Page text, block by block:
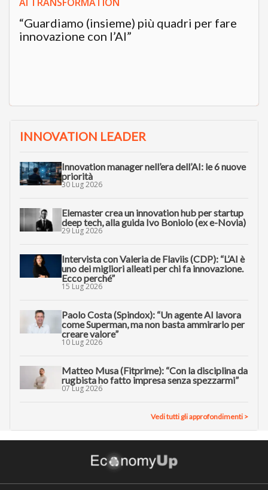
“Guardiamo (insieme) più quadri per fare
innovazione con l’AI”
INNOVATION LEADER
Innovation manager nell’era dell’AI: le 6 nuove
priorità
30 Lug 2026
Elemaster crea un innovation hub per startup
deep tech, alla guida Ivo Boniolo (ex e-Novia)
29 Lug 2026
Intervista con Valeria de Flaviis (CDP): “L’AI è
uno dei migliori alleati per chi fa innovazione.
Ecco perché”
15 Lug 2026
Paolo Costa (Spindox): “Un agente AI lavora
come Superman, ma non basta ammirarlo per
creare valore”
10 Lug 2026
Matteo Musa (Fitprime): “Con la disciplina da
rugbista ho fatto impresa senza spezzarmi”
07 Lug 2026
Vedi tutti gli approfondimenti >